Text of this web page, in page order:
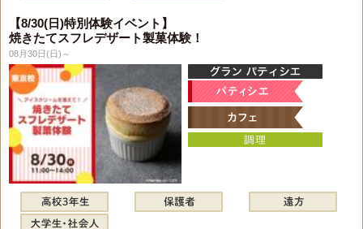
【8/30(日)特別体験イベント】
焼きたてスフレデザート製菓体験！
08月30日(日)～